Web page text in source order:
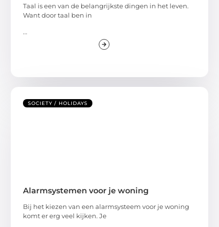
Taal is een van de belangrijkste dingen in het leven.
Want door taal ben in
...
SOCIETY / HOLIDAYS
Alarmsystemen voor je woning
Bij het kiezen van een alarmsysteem voor je woning
komt er erg veel kijken. Je